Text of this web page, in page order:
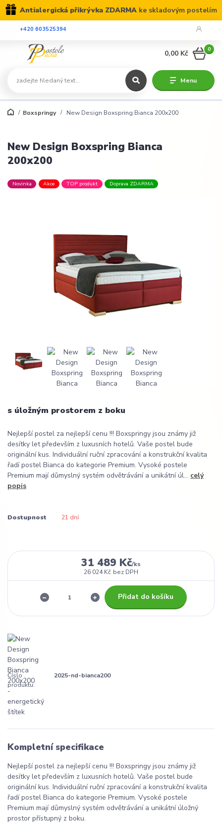
Antialergická přikrývka ZDARMAke skladovým postelím
Menu
+420 603525394
0
0,00 Kč
Boxspringy New Design Boxspring Bianca 200x200
New Design Boxspring Bianca
200x200
Novinka Akce TOP produkt Doprava ZDARMA
s úložným prostorem z boku
Nejlepší postel za nejlepší cenu !!! Boxspringy jsou známy již
desítky let především z luxusních hotelů. Vaše postel bude
originální kus. Individuální ruční zpracování a konstrukční kvalita
řadí postel Bianca do kategorie Premium. Vysoké postele
Premium mají důmyslný systém odvětrávání a unikátní úl... celý
popis
Dostupnost 21 dní
31 489 Kč/ks
26 024 Kč bez DPH
Přidat do košíku
Číslo
produktu:
2025-nd-bianca200
Kompletní specifikace
Nejlepší postel za nejlepší cenu !!! Boxspringy jsou známy již
desítky let především z luxusních hotelů. Vaše postel bude
originální kus. Individuální ruční zpracování a konstrukční kvalita
řadí postel Bianca do kategorie Premium. Vysoké postele
Premium mají důmyslný systém odvětrávání a unikátní úložný
prostor přístupný z boku.